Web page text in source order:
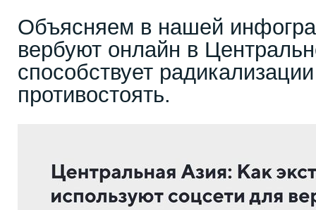
Объясняем в нашей
вербуют онлайн в
способствует
противостоять.